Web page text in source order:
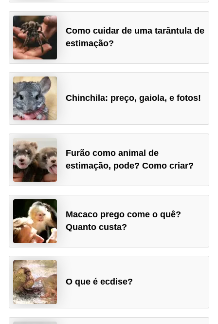
Como cuidar de uma tarântula de
estimação?
Chinchila: preço, gaiola, e fotos!
Furão como animal de
estimação, pode? Como criar?
Macaco prego come o quê?
Quanto custa?
O que é ecdise?
a
ç
ã
o
e
a
l
i
m
e
n
t
a
ç
o
R
a
ç
a
s
d